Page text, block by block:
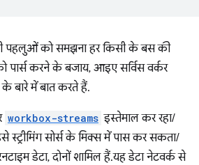
पहलुओं को समझना हर किसी के बस की
पार्स करने के बजाय, आइए सर्विस वर्कर
के बारे में बात करते हैं.
workbox-streams इस्तेमाल कर रहा/
स्ट्रीमिंग सोर्स के मिक्स में पास कर सकता/
डेटा, दोनों शामिल हैं. यह डेटा नेटवर्क से